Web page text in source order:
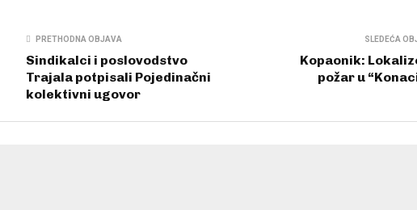
PRETHODNA OBJAVA
Sindikalci i poslovodstvo
Trajala potpisali Pojedinačni
kolektivni ugovor
SLEDEĆA
Kopaonik:
požar u